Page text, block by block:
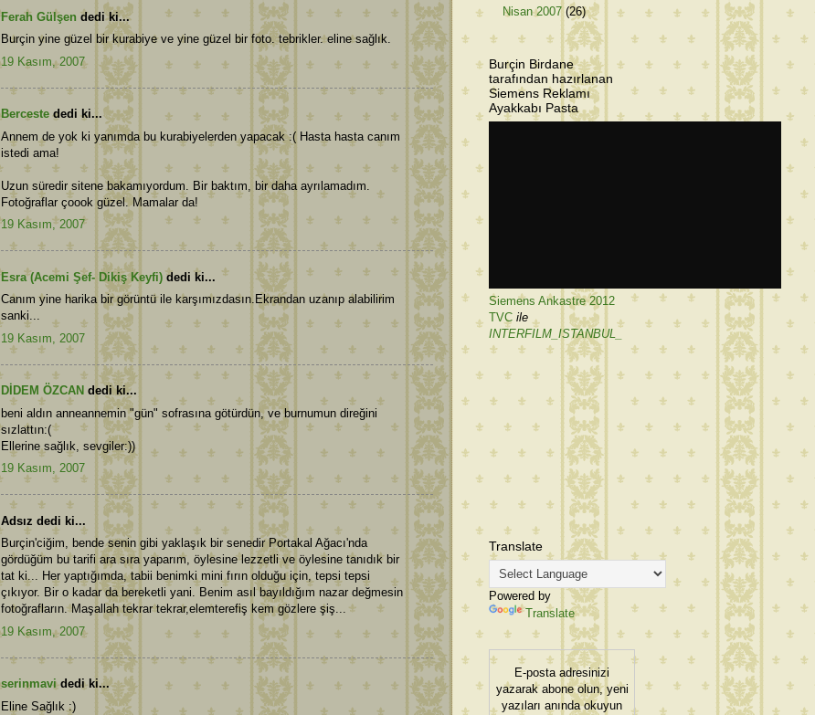
Ferah Gülşen dedi ki...
Burçin yine güzel bir kurabiye ve yine güzel bir foto. tebrikler. eline sağlık.
19 Kasım, 2007
Berceste dedi ki...
Annem de yok ki yanımda bu kurabiyelerden yapacak :( Hasta hasta canım
istedi ama!
Uzun süredir sitene bakamıyordum. Bir baktım, bir daha ayrılamadım.
Fotoğraflar çoook güzel. Mamalar da!
19 Kasım, 2007
Esra (Acemi Şef- Dikiş Keyfi) dedi ki...
Canım yine harika bir görüntü ile karşımızdasın.Ekrandan uzanıp alabilirim
sanki...
19 Kasım, 2007
DİDEM ÖZCAN dedi ki...
beni aldın anneannemin "gün" sofrasına götürdün, ve burnumun direğini
sızlattın:(
Ellerine sağlık, sevgiler:))
19 Kasım, 2007
Adsız dedi ki...
Burçin'ciğim, bende senin gibi yaklaşık bir senedir Portakal Ağacı'nda
gördüğüm bu tarifi ara sıra yaparım, öylesine lezzetli ve öylesine tanıdık bir
tat ki... Her yaptığımda, tabii benimki mini fırın olduğu için, tepsi tepsi
çıkıyor. Bir o kadar da bereketli yani. Benim asıl bayıldığım nazar değmesin
fotoğrafların. Maşallah tekrar tekrar,elemterefiş kem gözlere şiş...
19 Kasım, 2007
serinmavidedi ki...
Eline Sağlık :)
Nisan 2007(26)
Burçin Birdane
tarafından hazırlanan
Siemens Reklamı
Ayakkabı Pasta
Siemens Ankastre 2012
TVC ile
INTERFILM_ISTANBUL_
Translate
Powered by
Translate
E-posta adresinizi
yazarak abone olun, yeni
yazıları anında okuyun